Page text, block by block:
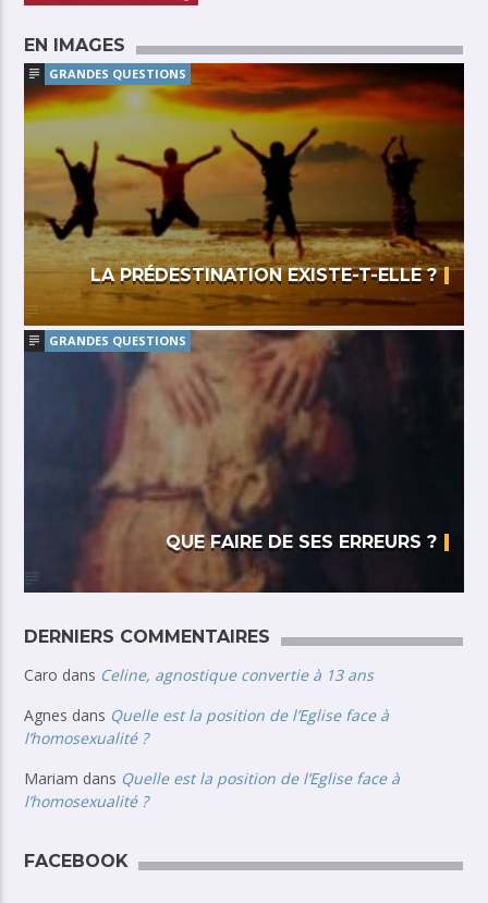
EN IMAGES
GRANDES QUESTIONS
LA PRÉDESTINATION EXISTE-T-ELLE ?
GRANDES QUESTIONS
QUE FAIRE DE SES ERREURS ?
DERNIERS COMMENTAIRES
Caro dans Celine, agnostique convertie à 13 ans
Agnes dans Quelle est la position de l’Eglise face à
l’homosexualité ?
Mariam dans Quelle est la position de l’Eglise face à
l’homosexualité ?
FACEBOOK